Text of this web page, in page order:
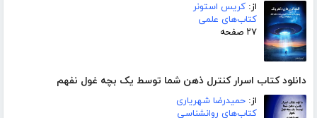
از: کریس استونر
کتاب‌های علمی
۲۷ صفحه
دانلود کتاب اسرار کنترل ذهن شما توسط یک بچه غول نفهم
از: حمیدرضا شهریاری
کتاب‌های روانشناسی